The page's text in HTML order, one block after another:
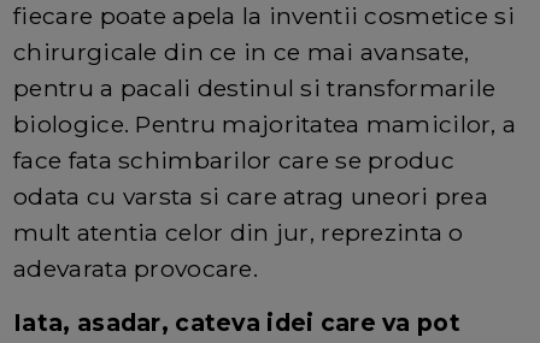
fiecare poate apela la inventii cosmetice si
chirurgicale din ce in ce mai avansate,
pentru a pacali destinul si transformarile
biologice. Pentru majoritatea mamicilor, a
face fata schimbarilor care se produc
odata cu varsta si care atrag uneori prea
mult atentia celor din jur, reprezinta o
adevarata provocare.
Iata, asadar, cateva idei care va pot